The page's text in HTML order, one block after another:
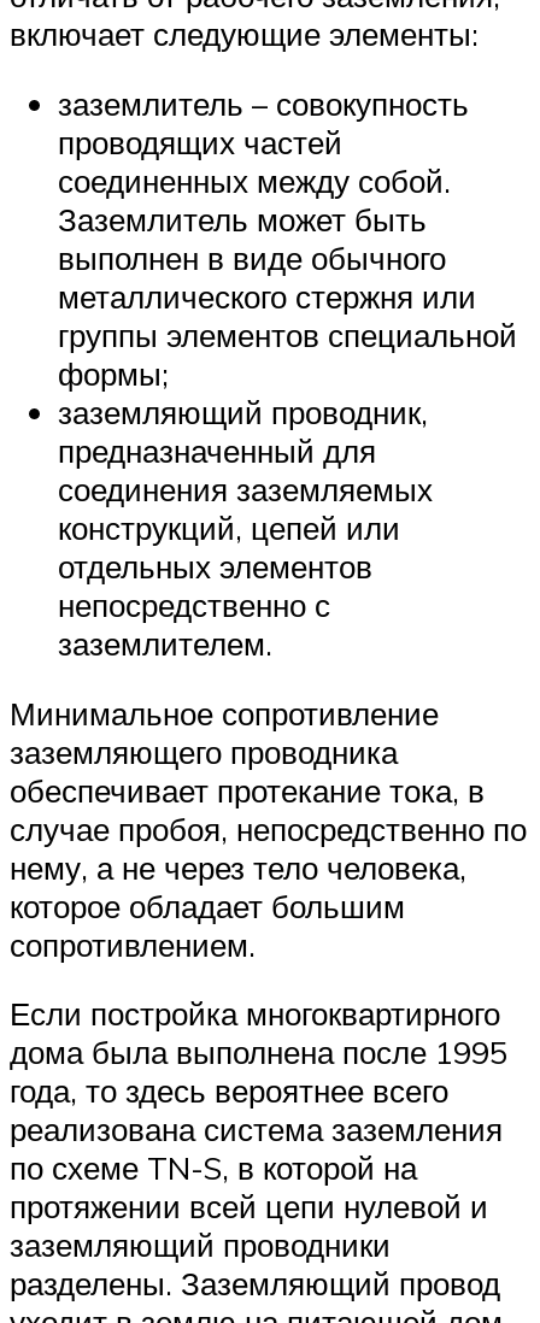
включает следующие элементы:
заземлитель – совокупность
проводящих частей
соединенных между собой.
Заземлитель может быть
выполнен в виде обычного
металлического стержня или
группы элементов специальной
формы;
заземляющий проводник,
предназначенный для
соединения заземляемых
конструкций, цепей или
отдельных элементов
непосредственно с
заземлителем.
Минимальное сопротивление
заземляющего проводника
обеспечивает протекание тока, в
случае пробоя, непосредственно по
нему, а не через тело человека,
которое обладает большим
сопротивлением.
Если постройка многоквартирного
дома была выполнена после 1995
года, то здесь вероятнее всего
реализована система заземления
по схеме TN-S, в которой на
протяжении всей цепи нулевой и
заземляющий проводники
разделены. Заземляющий провод